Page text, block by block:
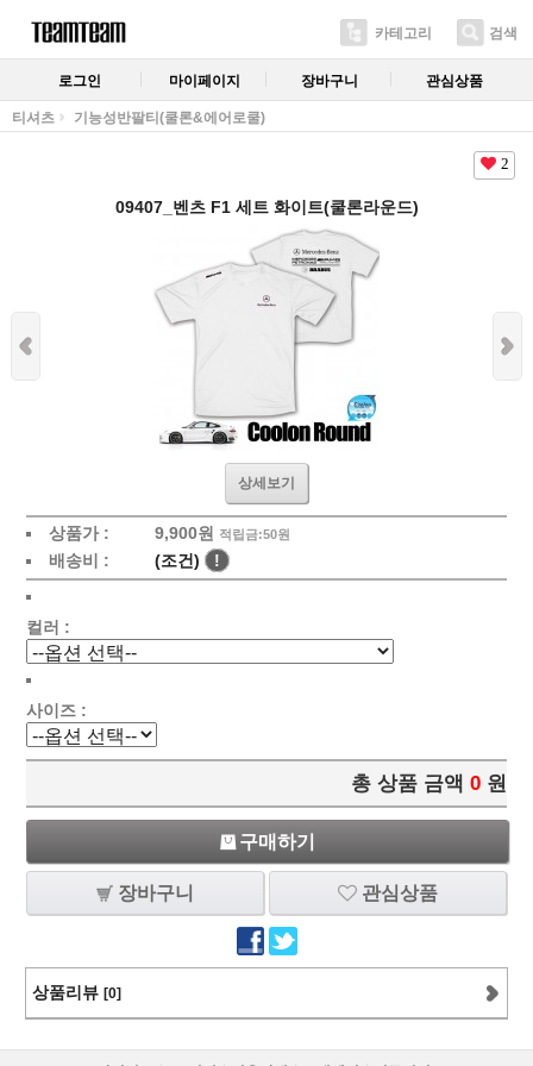
카테고리 검색
로그인 마이페이지 장바구니 관심상품
티셔츠 기능성반팔티(쿨론&에어로쿨)
2
09407_벤츠 F1 세트 화이트(쿨론라운드)
상세보기
상품가 : 9,900원 적립금:50원
배송비 : (조건) !
컬러 :
사이즈 :
총 상품 금액 0 원
구매하기
장바구니 관심상품
상품리뷰 [0]